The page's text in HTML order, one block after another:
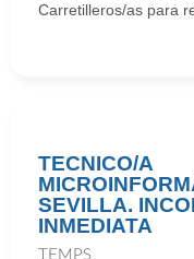
Carretilleros/as para
TECNICO/A
SEVILLA.
INMEDIATA
TEMPS